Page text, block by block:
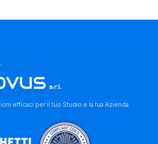
efficaci per il tuo Studio e la tua Azienda.